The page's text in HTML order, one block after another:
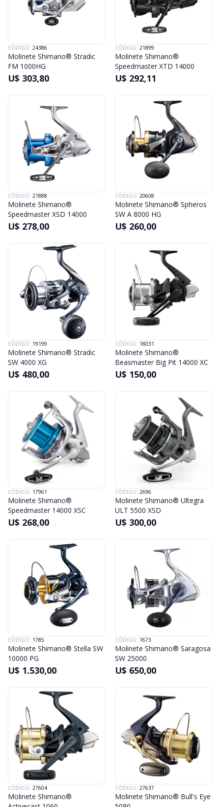
CÓDIGO: 24386
Molinete Shimano® Stradic
FM 1000HG
U$ 303,80
CÓDIGO: 21899
Molinete Shimano®
Speedmaster XTD 14000
U$ 292,11
CÓDIGO: 21888
Molinete Shimano®
Speedmaster XSD 14000
U$ 278,00
CÓDIGO: 20608
Molinete Shimano® Spheros
SW A 8000 HG
U$ 260,00
CÓDIGO: 19199
Molinete Shimano® Stradic
SW 4000 XG
U$ 480,00
CÓDIGO: 18031
Molinete Shimano®
Beasmaster Big Pit 14000 XC
U$ 150,00
CÓDIGO: 17961
Molinete Shimano®
Speedmaster 14000 XSC
U$ 268,00
CÓDIGO: 2696
Molinete Shimano® Ultegra
ULT 5500 XSD
U$ 300,00
CÓDIGO: 1785
Molinete Shimano® Stella SW
10000 PG
U$ 1.530,00
CÓDIGO: 1673
Molinete Shimano® Saragosa
SW 25000
U$ 650,00
CÓDIGO: 27604
Molinete Shimano®
CÓDIGO: 27637
Molinete Shimano® Bull's Eye